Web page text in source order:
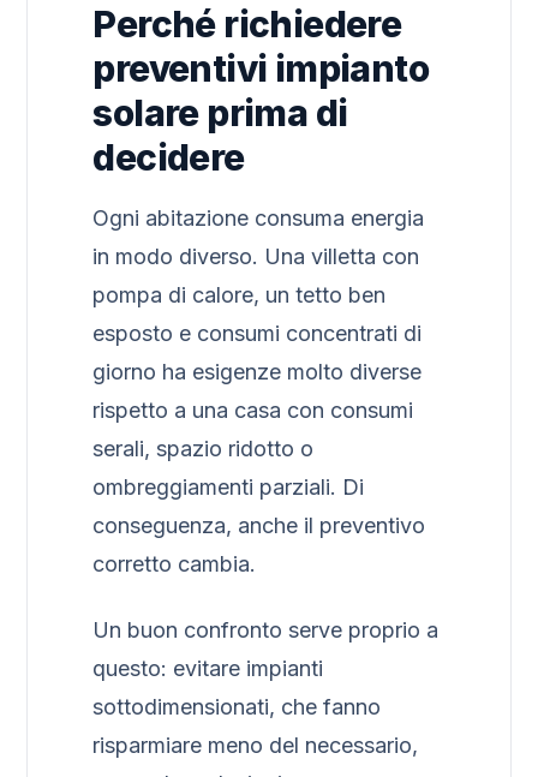
Perché richiedere
preventivi impianto
solare prima di
decidere
Ogni abitazione consuma energia
in modo diverso. Una villetta con
pompa di calore, un tetto ben
esposto e consumi concentrati di
giorno ha esigenze molto diverse
rispetto a una casa con consumi
serali, spazio ridotto o
ombreggiamenti parziali. Di
conseguenza, anche il preventivo
corretto cambia.
Un buon confronto serve proprio a
questo: evitare impianti
sottodimensionati, che fanno
risparmiare meno del necessario,